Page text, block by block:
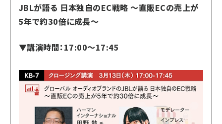
JBLが語る 日本独自のEC戦略 ～直販ECの売上が
5年で約30倍に成長～
▼講演時間：17:00～17:45